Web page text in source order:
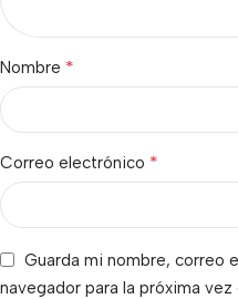
Nombre *
Correo electrónico *
Guarda mi nombre, correo
navegador para la próxima